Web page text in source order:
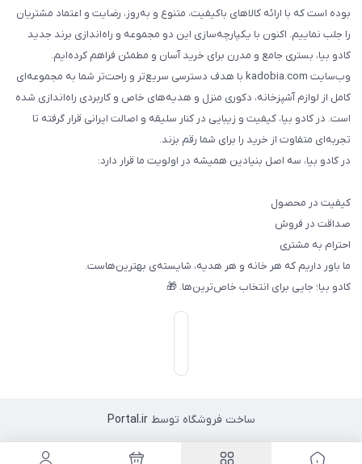
بوده است که با ارائه کالاهای باکیفیت، متنوع و به‌روز، رضایت و اعتماد مشتریان
را جلب نماییم. اکنون با یکپارچه‌سازی این دو مجموعه و راه‌اندازی برند جدید
کادو بیا، بستری جامع و مدرن برای خرید آسان و مطمئن فراهم کرده‌ایم.
وب‌سایت kadobia.com با هدف دسترسی سریع‌تر و راحت‌تر شما به مجموعه‌ای
کامل از لوازم آشپزخانه، دکوری منزل و هدیه‌های خاص و کاربردی راه‌اندازی شده
است. در کادو بیا، کیفیت و زیبایی در کنار سلیقه و اصالت ایرانی قرار گرفته تا
تجربه‌ای متفاوت از خرید را برای شما رقم بزند.
در کادو بیا، سه اصل بنیادین همیشه در اولویت ما قرار دارد:
کیفیت در محصول
صداقت در فروش
احترام به مشتری
ما باور داریم که هر خانه و هر هدیه، شایسته‌ی بهترین‌هاست.
کادو بیا؛ جایی برای انتخاب خاص‌ترین‌ها. 🎁
ساخت فروشگاه توسطPortal.ir